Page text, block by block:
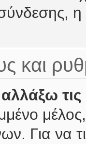
η
και
τις
Για να